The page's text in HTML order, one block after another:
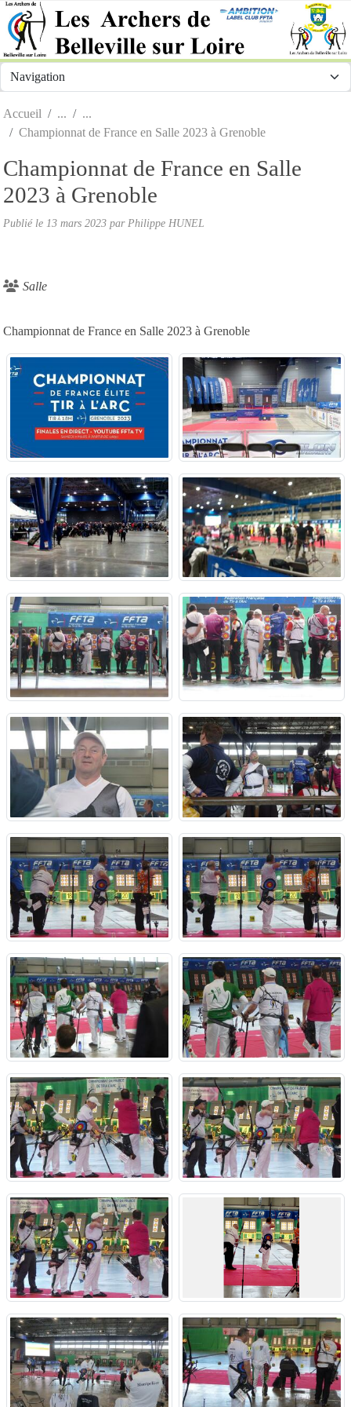
Accueil
Championnat de France en Salle 2023 à Grenoble
Championnat de France en Salle
2023 à Grenoble
Publié le 13 mars 2023 par Philippe HUNEL
Salle
Championnat de France en Salle 2023 à Grenoble
Panneau de gestion des cookies